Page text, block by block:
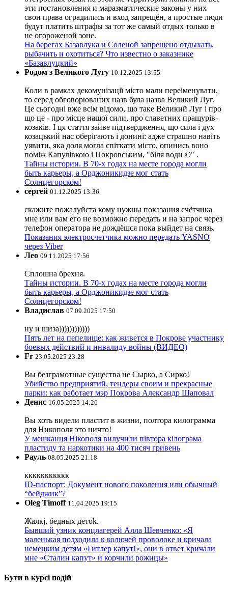
эти постановления и маразматические законы у них
свои права оградились и вход запрещён, а простые люди
будут платить штрафы за тот же самый отдых только в
не огороженой зоне.
На берегах Базавлука и Соленой запрещено отдыхать,
рыбачить и охотиться? Что известно о заказнике
«Базавлуцкий»
Родом з Великого Лугу 10.12.2025 13:55
Коли в рамках декомунізації місто мали переіменувати,
то серед обговорюваних назв була назва Великий Луг.
Це сьогодні вже всім відомо, що таке Великий Луг і про
що це - про місце нашої сили, про славетних пращурів-
козаків. І ця стаття зайве підтвердження, що сила і дух
козацький нас оберігають і донині: адже страшно навіть
уявити, яка доля могла спіткати місто, опинись воно
поміж Капулівкою і Покровським, "біля води ©" .
Тайны истории. В 70-х годах на месте города могли
быть карьеры, а Орджоникидзе мог стать
Солнцегорском!
сергей 01.12.2025 13:36
скажите пожалуйста кому нужны показания счётчика
мне или вам его не возможно передать и на запрос через
телефон оператора не дождёшся пока выйдет на связь.
Показания электросчетчика можно передать YASNO
через Viber
Лео 09.11.2025 17:56
Сплошна брехня.
Тайны истории. В 70-х годах на месте города могли
быть карьеры, а Орджоникидзе мог стать
Солнцегорском!
Владислав 07.09.2025 17:50
ну и шиза))))))))))))
Пять лет на пепелище: как живется в Покрове участнику
боевых действий и инвалиду войны (ВИДЕО)
Fr 23.05.2025 23:28
Вы безграмотные существа не Сырко, а Сирко!
Убийство предприятий, тендеры своим и прекрасные
парки: как работает мэр Покрова Александр Шаповал
Денис 16.05.2025 14:26
Вы хоть видели пластит в жизни, полтора килограмма
для Никополя это ничто!
У мешканця Нікополя вилучили півтора кілограма
пластиду та наркотики на 400 тисяч гривень
Рауль 08.05.2025 21:18
ккккккккккк
ID-паспорт: Документ нового поколения или обычный
“бейджик”?
Oleg Timoff 11.04.2025 19:15
Жалкj, бедных детok.
Бывший узник концлагерей Алла Шевченко: «Я
маленькая подходила к колючей проволоке и кричала
немецким детям «Гитлер капут!», они в ответ кричали
мне «Сталин капут» и корчили рожицы»
Бути в курсі подій